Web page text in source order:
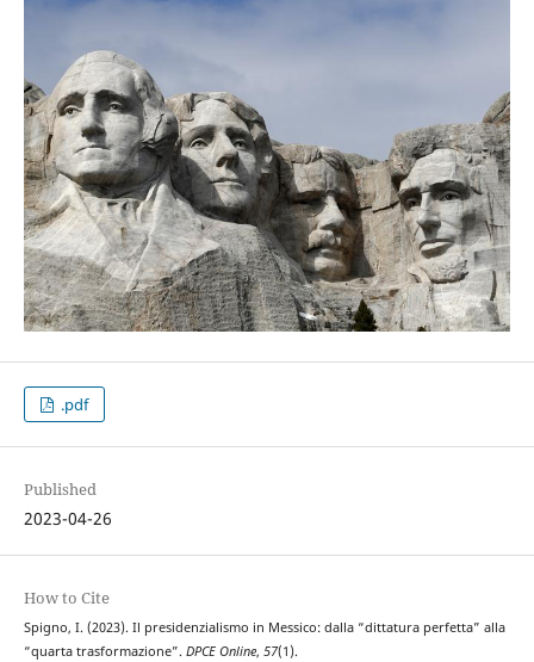
.pdf
Published
2023-04-26
How to Cite
Spigno, I. (2023). Il presidenzialismo in Messico: dalla “dittatura perfetta” alla
“quarta trasformazione”. DPCE Online, 57(1).